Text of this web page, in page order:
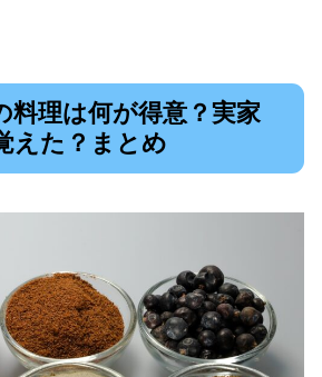
料理は何が得意？実家
えた？まとめ